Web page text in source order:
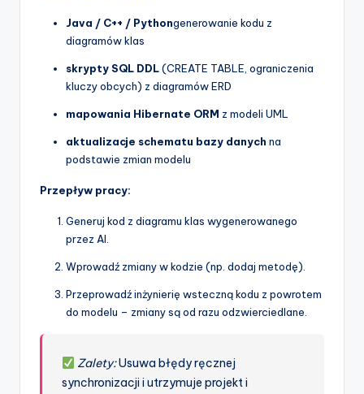
Java / C++ / Pythongenerowanie kodu z
diagramów klas
skrypty SQL DDL(CREATE TABLE, ograniczenia
kluczy obcych) z diagramów ERD
mapowania Hibernate ORM z modeli UML
aktualizacje schematu bazy danych na
podstawie zmian modelu
Przepływ pracy:
Generuj kod z diagramu klas wygenerowanego
przez AI.
Wprowadź zmiany w kodzie (np. dodaj metodę).
Przeprowadź inżynierię wsteczną kodu z powrotem
do modelu – zmiany są od razu odzwierciedlane.
Zalety:Usuwa błędy ręcznej
synchronizacji i utrzymuje projekt i